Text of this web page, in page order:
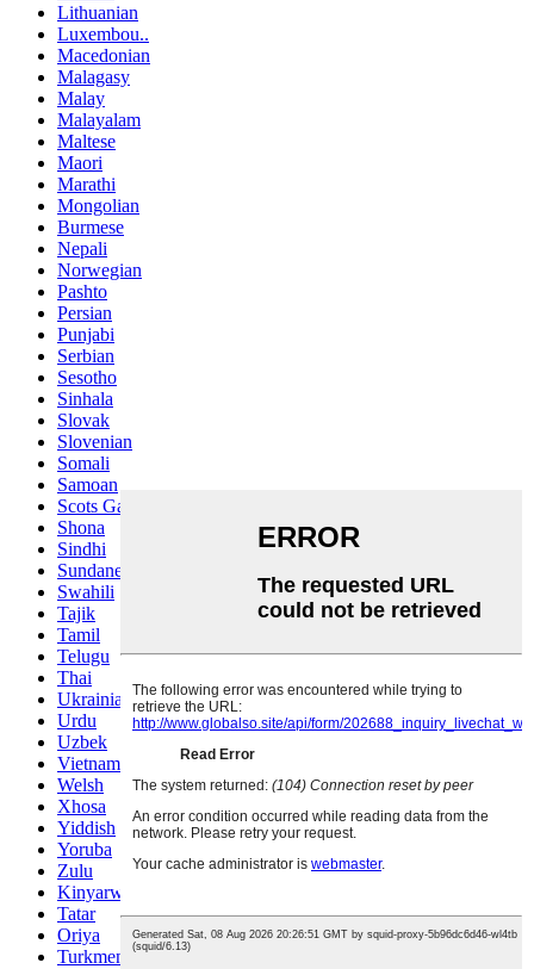
Lithuanian
Luxembou..
Macedonian
Malagasy
Malay
Malayalam
Maltese
Maori
Marathi
Mongolian
Burmese
Nepali
Norwegian
Pashto
Persian
Punjabi
Serbian
Sesotho
Sinhala
Slovak
Slovenian
Somali
Samoan
Scots Gaelic
Shona
Sindhi
Sundanese
Swahili
Tajik
Tamil
Telugu
Thai
Ukrainian
Urdu
Uzbek
Vietnamese
Welsh
Xhosa
Yiddish
Yoruba
Zulu
Kinyarwanda
Tatar
Oriya
Turkmen